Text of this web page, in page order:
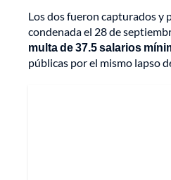
Los dos fueron capturados y
condenada el 28 de
multa de 37.5 salarios
públicas por el mismo lapso